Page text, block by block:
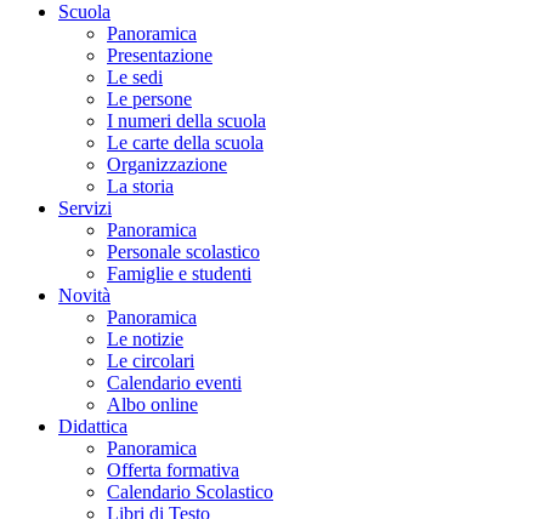
Scuola
Panoramica
Presentazione
Le sedi
Le persone
I numeri della scuola
Le carte della scuola
Organizzazione
La storia
Servizi
Panoramica
Personale scolastico
Famiglie e studenti
Novità
Panoramica
Le notizie
Le circolari
Calendario eventi
Albo online
Didattica
Panoramica
Offerta formativa
Calendario Scolastico
Libri di Testo